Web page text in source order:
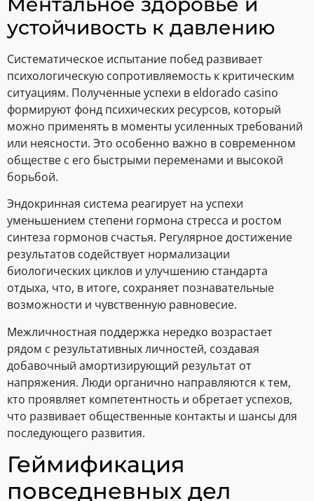
устойчивость к давлению
Систематическое испытание побед развивает
психологическую сопротивляемость к критическим
ситуациям. Полученные успехи в eldorado casino
формируют фонд психических ресурсов, который
можно применять в моменты усиленных требований
или неясности. Это особенно важно в современном
обществе с его быстрыми переменами и высокой
борьбой.
Эндокринная система реагирует на успехи
уменьшением степени гормона стресса и ростом
синтеза гормонов счастья. Регулярное достижение
результатов содействует нормализации
биологических циклов и улучшению стандарта
отдыха, что, в итоге, сохраняет познавательные
возможности и чувственную равновесие.
Межличностная поддержка нередко возрастает
рядом с результативных личностей, создавая
добавочный амортизирующий результат от
напряжения. Люди органично направляются к тем,
кто проявляет компетентность и обретает успехов,
что развивает общественные контакты и шансы для
последующего развития.
Геймификация
повседневных дел